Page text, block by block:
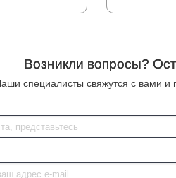
Возникли вопросы?
специалисты свяжутся с вами